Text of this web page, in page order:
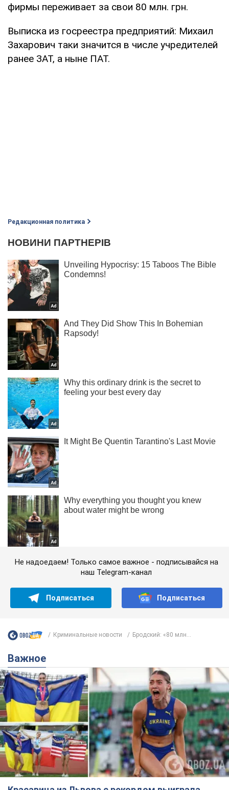
фирмы переживает за свои 80 млн. грн.
Выписка из госреестра предприятий: Михаил
Захарович таки значится в числе учредителей
ранее ЗАТ, а ныне ПАТ.
Редакционная политика
Не надоедаем! Только самое важное - подписывайся на
наш Telegram-канал
Подписаться Подписаться
Криминальные новости Бродский: «80 млн...
Важное